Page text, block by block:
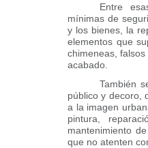
Entre
mínimas de
y los bienes, la
elementos que
chimeneas,
acabado.
También
público y decoro,
a la imagen
pintura,
mantenimiento
que no atenten